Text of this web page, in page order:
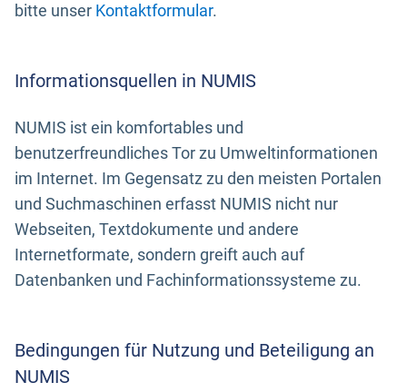
bitte unser Kontaktformular.
Informationsquellen in NUMIS
NUMIS ist ein komfortables und
benutzerfreundliches Tor zu Umweltinformationen
im Internet. Im Gegensatz zu den meisten Portalen
und Suchmaschinen erfasst NUMIS nicht nur
Webseiten, Textdokumente und andere
Internetformate, sondern greift auch auf
Datenbanken und Fachinformationssysteme zu.
Bedingungen für Nutzung und Beteiligung an
NUMIS